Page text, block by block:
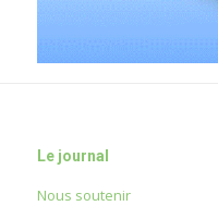
Le journal
Nous soutenir